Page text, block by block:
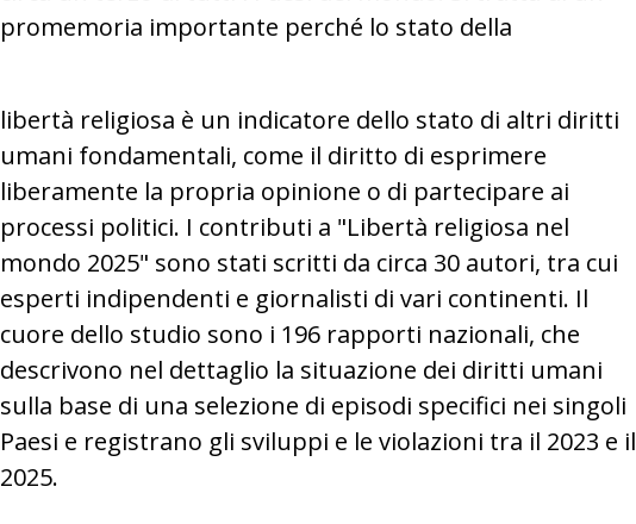
promemoria importante perché lo stato della
libertà religiosa è un indicatore dello stato di altri diritti
umani fondamentali, come il diritto di esprimere
liberamente la propria opinione o di partecipare ai
processi politici. I contributi a "Libertà religiosa nel
mondo 2025" sono stati scritti da circa 30 autori, tra cui
esperti indipendenti e giornalisti di vari continenti. Il
cuore dello studio sono i 196 rapporti nazionali, che
descrivono nel dettaglio la situazione dei diritti umani
sulla base di una selezione di episodi specifici nei singoli
Paesi e registrano gli sviluppi e le violazioni tra il 2023 e il
2025.